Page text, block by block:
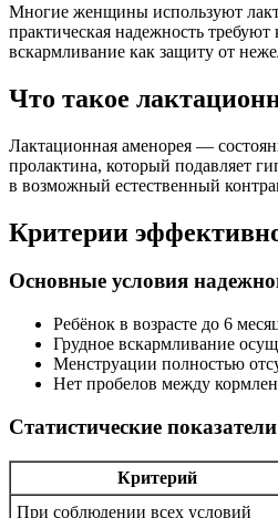
Многие женщины используют
практическая надежность
вскармливание как защиту от
Что такое
Лактационная аменорея —
пролактина, который подавляет
в возможный естественный
Критерии
Основные условия
Ребёнок в возрасте до 6
Грудное вскармливание
Менструации полностью
Нет пробелов между
Статистические показатели
Критерий
При соблюдении всех условий